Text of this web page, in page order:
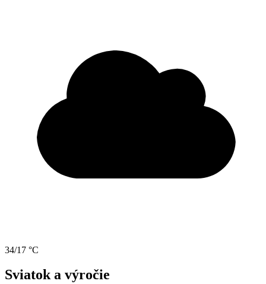
34/17 °C
Sviatok a výročie